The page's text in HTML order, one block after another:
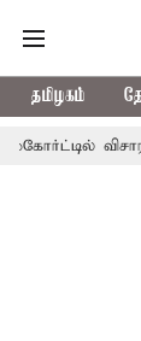
தமிழகம்
விசாரணை